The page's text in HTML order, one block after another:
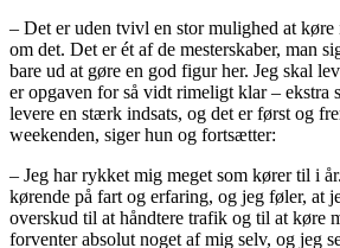
– Det er uden tvivl en stor mulighed at
om det. Det er ét af de mesterskaber, man
bare ud at gøre en god figur her. Jeg skal
er opgaven for så vidt rimeligt klar – ekstra
levere en stærk indsats, og det er først og
weekenden, siger hun og fortsætter:
– Jeg har rykket mig meget som kører til i
kørende på fart og erfaring, og jeg føler, at
overskud til at håndtere trafik og til at køre
forventer absolut noget af mig selv, og jeg